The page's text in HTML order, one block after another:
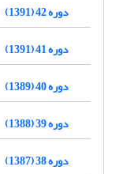
دوره 42 (1391)
دوره 41 (1391)
دوره 40 (1389)
دوره 39 (1388)
دوره 38 (1387)